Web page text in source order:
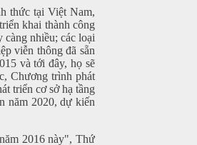
thức tại Việt Nam,
khai thành công
nhiều; các loại
viễn thông đã sẵn
và tới đây, họ sẽ
Chương trình phát
triển cơ sở hạ tầng
năm 2020, dự kiến
2016 này", Thứ